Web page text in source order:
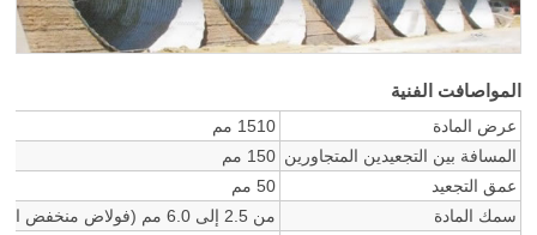
المواصافت الفنية
عرض المادة
1510 مم
المسافة بين التجعيدين المتجاورين 150 مم
عمق التجعيد
50 مم
سمك المادة
من 2.5 إلى 6.0 مم (فولاض منخفض الكربون، اللوح المدرفل على البارد، اللوح المجلفن، الخ.)